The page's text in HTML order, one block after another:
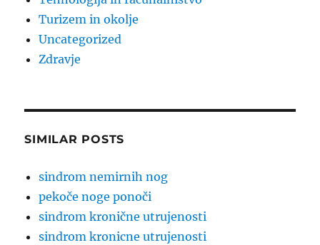
Turizem in okolje
Uncategorized
Zdravje
SIMILAR POSTS
sindrom nemirnih nog
pekoče noge ponoči
sindrom kronične utrujenosti
sindrom kronicne utrujenosti